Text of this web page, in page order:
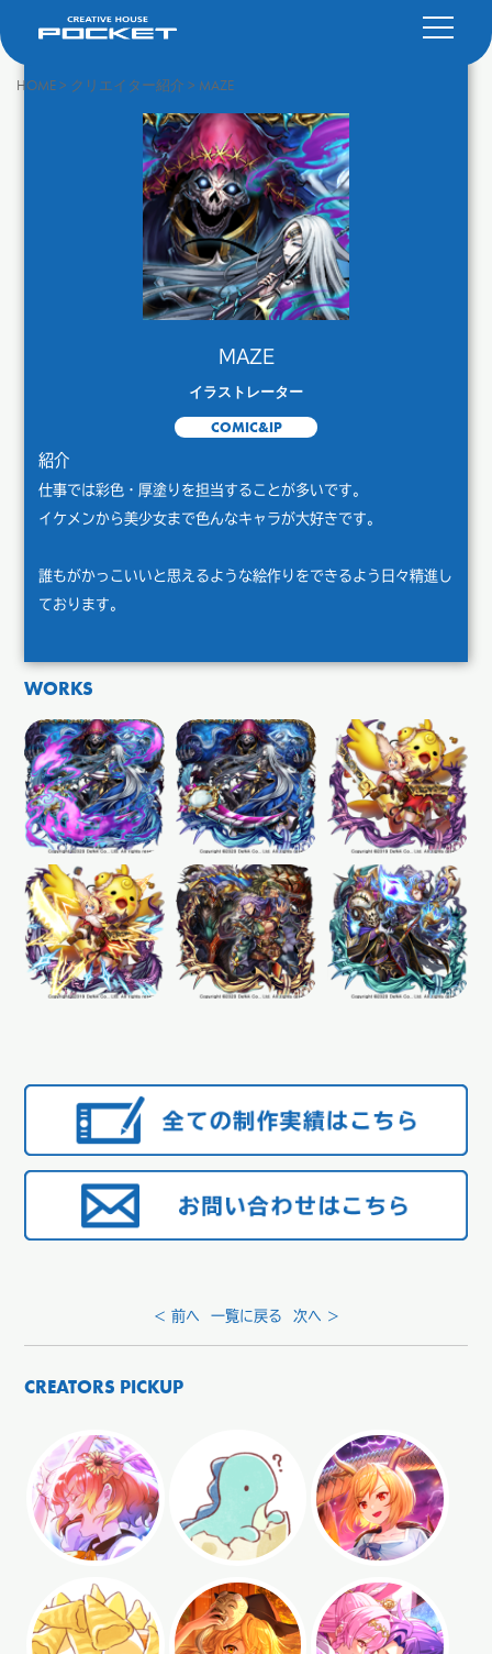
HOME> クリエイター紹介 > MAZE
MAZE
イラストレーター
COMIC&IP
紹介
仕事では彩色・厚塗りを担当することが多いです。
イケメンから美少女まで色んなキャラが大好きです。
誰もがかっこいいと思えるような絵作りをできるよう日々精進し
ております。
WORKS
< 前へ 一覧に戻る 次へ >
CREATORS PICKUP